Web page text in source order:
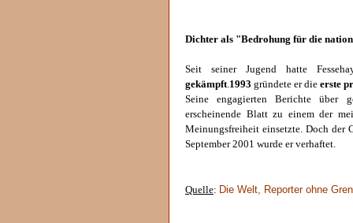
Dichter als "Bedrohung für die
Seit seiner Jugend hatte
gekämpft 1993 gründete er die erste
Seine engagierten Berichte über
erscheinende Blatt zu einem der
Meinungsfreiheit einsetzte. Doch der
September 2001 wurde er verhaftet.
Quelle: Die Welt, Reporter ohne